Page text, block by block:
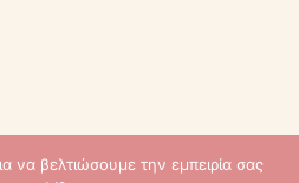
να βελτιώσουμε την εμπειρία σας